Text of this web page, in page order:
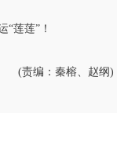
莲莲”！
(责编：秦榕、赵纲)